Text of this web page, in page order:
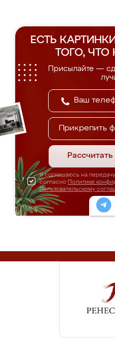
ЕСТЬ
ТОГО, ЧТО
Присылайте —
Прикрепить
Я соглашаюсь на
согласно Политике
Пользовательскому